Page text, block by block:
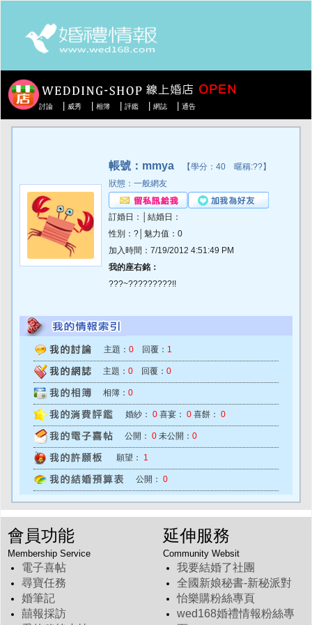
討論 威秀 相簿 評鑑 網誌 通告
帳號：mmya 【學分：40 暱稱:??】
狀態：一般網友
訂婚日：│結婚日：
性別：?│魅力值：0
加入時間：7/19/2012 4:51:49 PM
我的座右銘：
???~?????????!!
主題： 0 回覆： 1
主題： 0 回覆： 0
相簿： 0
婚紗： 0 喜宴： 0 喜餅： 0
公開： 0 未公開： 0
願望： 1
公開： 0
會員功能
Membership Service
電子喜帖
尋寶任務
婚筆記
囍報採訪
延伸服務
Community Websit
我要結婚了社團
全國新娘秘書-新秘派對
怡樂購粉絲專頁
wed168婚禮情報粉絲專